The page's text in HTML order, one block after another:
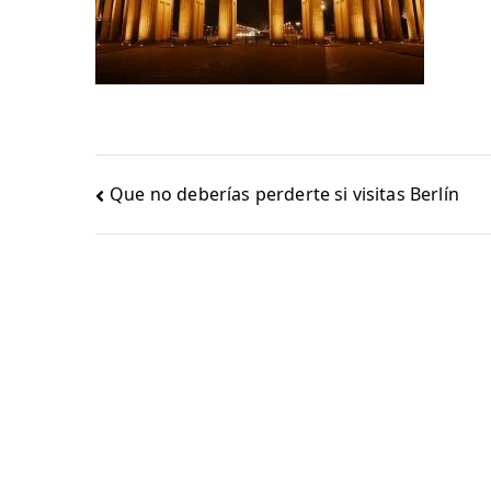
Navegación
de
Que no deberías perderte si visitas Berlín